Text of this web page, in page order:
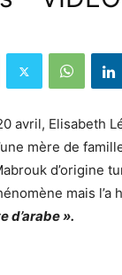
avril, Elisabeth
mère de
d’origine
mais l’a
d’arabe ».